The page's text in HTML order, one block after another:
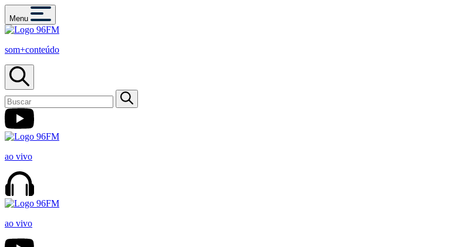
Menu
som+conteúdo
ao vivo
ao vivo